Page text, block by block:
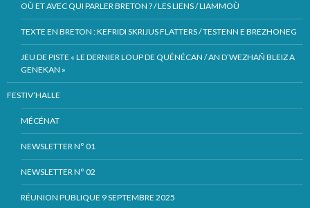
OÙ ET AVEC QUI PARLER BRETON ? / LES LIENS / LIAMMOÙ
TEXTE EN BRETON : KEFRIDI SKRIJUS FLATTERS / TESTENN E BREZHONEG
JEU DE PISTE « LE DERNIER LOUP DE QUÉNÉCAN / AN D’WEZHAÑ BLEIZ A
GENEKAN »
FESTIV’HALLE
MÉCÉNAT
NEWSLETTER N° 01
NEWSLETTER N° 02
RÉUNION PUBLIQUE 9 SEPTEMBRE 2025